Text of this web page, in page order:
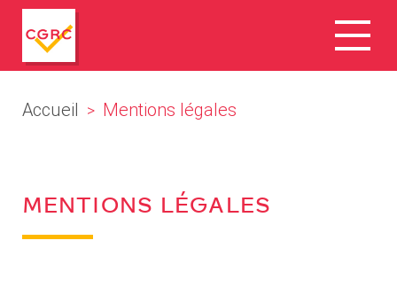
Accueil > Mentions légales
MENTIONS LÉGALES